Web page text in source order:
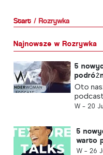
Start Rozrywka
Najnowsze w Rozrywka
5
Oto
W - 20
5
warto
W - 26